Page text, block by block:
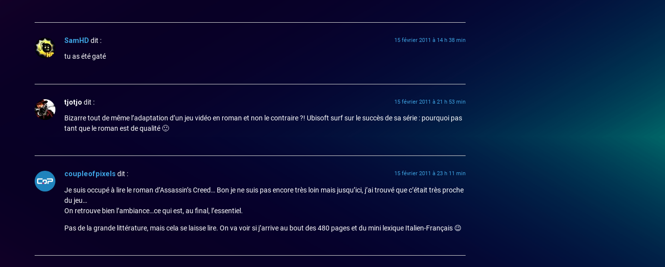
SamHD dit : 15 février 2011 à 14 h 38 min
tu as été gaté
tjotjo dit : 15 février 2011 à 21 h 53 min
Bizarre tout de même l’adaptation d’un jeu vidéo en roman et non le contraire ?! Ubisoft surf sur le succès de sa série : pourquoi pas
tant que le roman est de qualité 🙂
coupleofpixels dit : 15 février 2011 à 23 h 11 min
Je suis occupé à lire le roman d’Assassin’s Creed… Bon je ne suis pas encore très loin mais jusqu’ici, j’ai trouvé que c’était très proche
du jeu…
On retrouve bien l’ambiance…ce qui est, au final, l’essentiel.
Pas de la grande littérature, mais cela se laisse lire. On va voir si j’arrive au bout des 480 pages et du mini lexique Italien-Français 😉